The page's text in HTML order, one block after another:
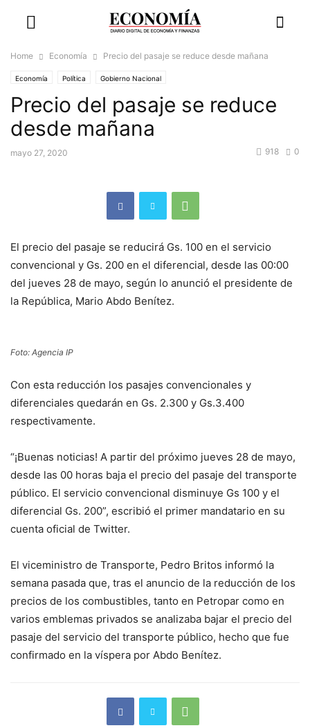
Home Economía Precio del pasaje se reduce desde mañana
Economía Política Gobierno Nacional
Precio del pasaje se reduce
desde mañana
mayo 27, 2020 0
918
El precio del pasaje se reducirá Gs. 100 en el servicio
convencional y Gs. 200 en el diferencial, desde las 00:00
del jueves 28 de mayo, según lo anunció el presidente de
la República, Mario Abdo Benítez.
Foto: Agencia IP
Con esta reducción los pasajes convencionales y
diferenciales quedarán en Gs. 2.300 y Gs.3.400
respectivamente.
“¡Buenas noticias! A partir del próximo jueves 28 de mayo,
desde las 00 horas baja el precio del pasaje del transporte
público. El servicio convencional disminuye Gs 100 y el
diferencial Gs. 200”, escribió el primer mandatario en su
cuenta oficial de Twitter.
El viceministro de Transporte, Pedro Britos informó la
semana pasada que, tras el anuncio de la reducción de los
precios de los combustibles, tanto en Petropar como en
varios emblemas privados se analizaba bajar el precio del
pasaje del servicio del transporte público, hecho que fue
confirmado en la víspera por Abdo Benítez.